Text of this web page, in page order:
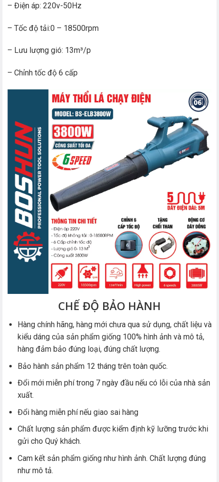
– Điện áp: 220v-50Hz
– Tốc độ tải:0 – 18500rpm
– Lưu lượng gió: 13m³/p
– Chỉnh tốc độ 6 cấp
CHẾ ĐỘ BẢO HÀNH
Hàng chính hãng, hàng mới chưa qua sử dụng, chất liệu và
kiểu dáng của sản phẩm giống 100% hình ảnh và mô tả,
hàng đảm bảo đúng loại, đúng chất lượng.
Bảo hành sản phẩm 12 tháng trên toàn quốc.
Đổi mới miễn phí trong 7 ngày đầu nếu có lỗi của nhà sản
xuất.
Đổi hàng miễn phí nếu giao sai hàng
Chất lượng sản phẩm được kiểm định kỹ lưỡng trước khi
gửi cho Quý khách.
Cam kết sản phẩm giống như hình ảnh. Chất lượng đúng
như mô tả.